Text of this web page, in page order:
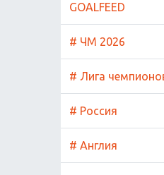
GOALFEED
# ЧМ 2026
# Лига
# Россия
# Англия